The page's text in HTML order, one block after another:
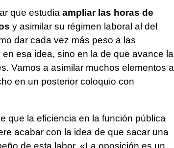
que estudia ampliar las horas de
y asimilar su régimen laboral al del
dar cada vez más peso a las
esa idea, sino en la de que avance la
Vamos a asimilar muchos elementos al
en un posterior coloquio con
que la eficiencia en la función pública
acabar con la idea de que sacar una
de esta labor. «La oposición es un